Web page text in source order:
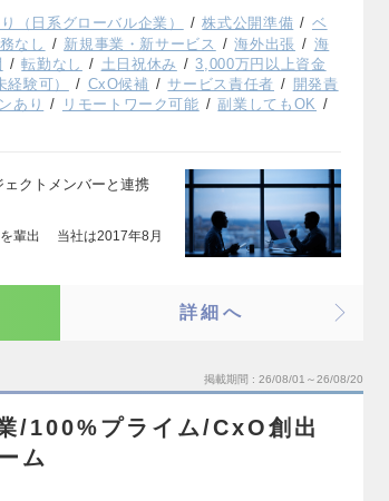
（日系グローバル企業） 株式公開準備
ベ
なし 新規事業・新サービス 海外出張
海
転勤なし 土日祝休み
3,000万円以上資金
験可） CxO候補 サービス責任者
開発責
あり リモートワーク可能
副業してもOK
クトメンバーと連携
を輩出 当社は2017年8月
詳細へ
掲載期間 26/08/01～26/08/20
/100%プライム/CxO創出
ム